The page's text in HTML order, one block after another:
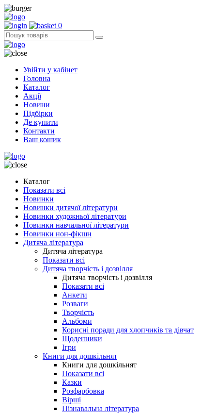
0
Увійти у кабінет
Головна
Каталог
Акції
Новини
Підбірки
Де купити
Контакти
Ваш кошик
Каталог
Показати всі
Новинки
Новинки дитячої літератури
Новинки художньої літератури
Новинки навчальної літератури
Новинки нон-фікшн
Дитяча література
Дитяча література
Показати всі
Дитяча творчість і дозвілля
Дитяча творчість і дозвілля
Показати всі
Анкети
Розваги
Творчість
Альбоми
Корисні поради для хлопчиків та дівчат
Щоденники
Ігри
Книги для дошкільнят
Книги для дошкільнят
Показати всі
Казки
Розфарбовка
Вірші
Пізнавальна література